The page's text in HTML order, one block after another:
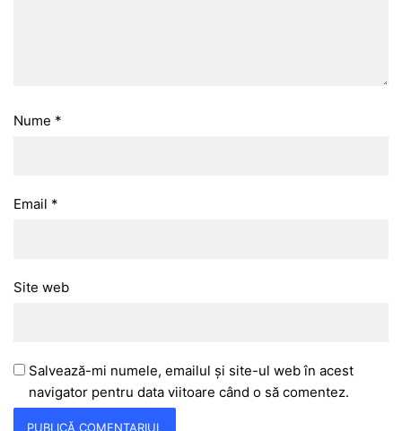
Nume *
Email *
Site web
Salvează-mi numele, emailul și site-ul web în acest
navigator pentru data viitoare când o să comentez.